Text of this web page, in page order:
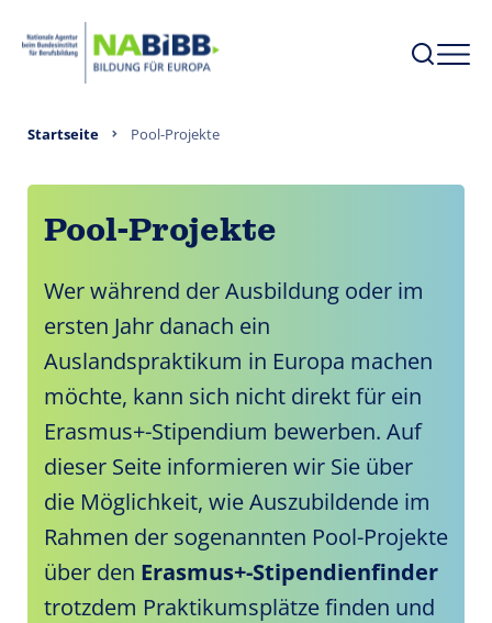
Startseite Pool-Projekte
Pool-Projekte
Wer während der Ausbildung oder im
ersten Jahr danach ein
Auslandspraktikum in Europa machen
möchte, kann sich nicht direkt für ein
Erasmus+-Stipendium bewerben. Auf
dieser Seite informieren wir Sie über
die Möglichkeit, wie Auszubildende im
Rahmen der sogenannten Pool-Projekte
über den Erasmus+-Stipendienfinder
trotzdem Praktikumsplätze finden und